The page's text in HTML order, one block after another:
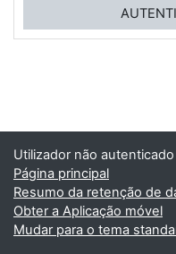
Utilizador não autenticado
Página principal
Resumo da retenção de
Obter a Aplicação móvel
Mudar para o tema